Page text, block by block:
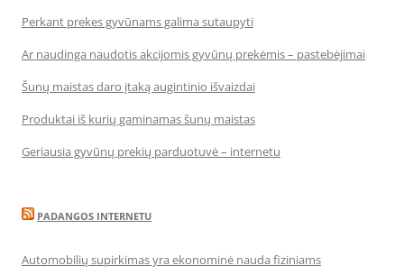
Perkant prekes gyvūnams galima sutaupyti
Ar naudinga naudotis akcijomis gyvūnų prekėmis – pastebėjimai
Šunų maistas daro įtaką augintinio išvaizdai
Produktai iš kurių gaminamas šunų maistas
Geriausia gyvūnų prekių parduotuvė – internetu
PADANGOS INTERNETU
Automobilių supirkimas yra ekonominė nauda fiziniams